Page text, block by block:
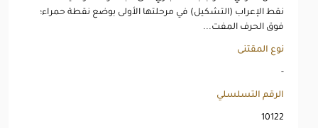
نقط الإعراب (التشكيل) في مرحلتها الأولى بوضع نقطة حمراء؛
فوق الحرف المفت...
نوع المقتنى
-
الرقم التسلسلي
10122